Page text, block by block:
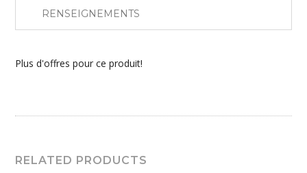
RENSEIGNEMENTS
Plus d'offres pour ce produit!
RELATED PRODUCTS